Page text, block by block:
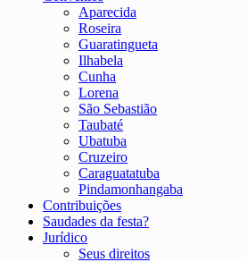
Aparecida
Roseira
Guaratingueta
Ilhabela
Cunha
Lorena
São Sebastião
Taubaté
Ubatuba
Cruzeiro
Caraguatatuba
Pindamonhangaba
Contribuições
Saudades da festa?
Jurídico
Seus direitos